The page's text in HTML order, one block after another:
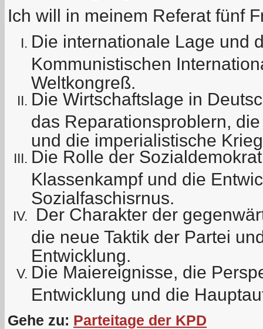
Ich will in meinem Referat fünf
Die internationale Lage und
Kommunistischen
Weltkongreß.
Die Wirtschaftslage in
das Reparationsproblern,
und die imperialistische
Die Rolle der
Klassenkampf und die
Sozialfaschisrnus.
Der Charakter der
die neue Taktik der Partei
Entwicklung.
Die Maiereignisse, die
Entwicklung und die
Gehe zu: Parteitage der KPD